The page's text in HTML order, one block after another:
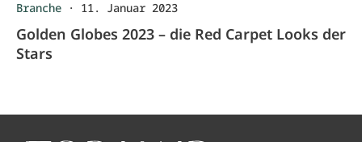
Branche · 11. Januar 2023
Golden Globes 2023 – die Red Carpet Looks der
Stars